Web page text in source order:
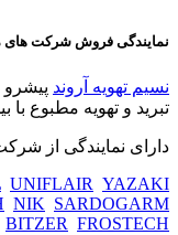
نمایندگی فروش شرکت های
نسیم تهویه آروند
تبرید و تهویه مطبوع
دارای نمایندگی از
UNIFLAIR YAZAKI
NIK SARDOGARM
BITZER FROSTECH